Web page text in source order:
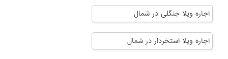
اجاره ویلا جنگلی در شمال
اجاره ویلا استخردار در شمال